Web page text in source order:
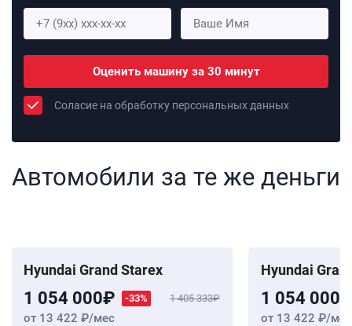
Оценить машину за 30 минут
Соласие на обработку персональных данных
Автомобили за те же деньги
Hyundai Grand Starex
1 054 000 -33% 1 405 333
от 13 422 /мес
Hyundai
1 054 000
от 13 422 /мес